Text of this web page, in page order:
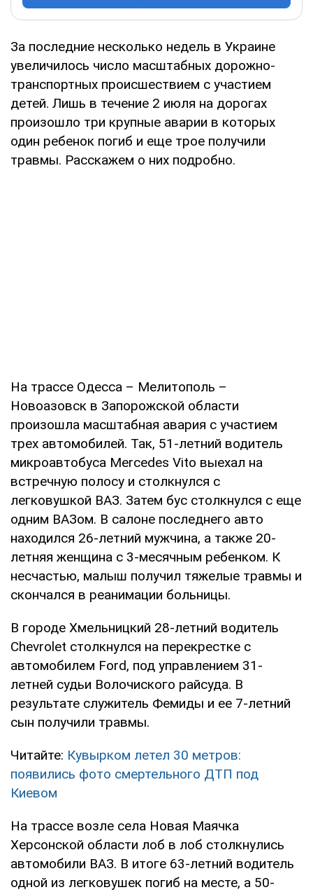
За последние несколько недель в Украине
увеличилось число масштабных дорожно-
транспортных происшествием с участием
детей. Лишь в течение 2 июля на дорогах
произошло три крупные аварии в которых
один ребенок погиб и еще трое получили
травмы. Расскажем о них подробно.
На трассе Одесса – Мелитополь –
Новоазовск в Запорожской области
произошла масштабная авария с участием
трех автомобилей. Так, 51-летний водитель
микроавтобуса Mercedes Vito выехал на
встречную полосу и столкнулся с
легковушкой ВАЗ. Затем бус столкнулся с еще
одним ВАЗом. В салоне последнего авто
находился 26-летний мужчина, а также 20-
летняя женщина с 3-месячным ребенком. К
несчастью, малыш получил тяжелые травмы и
скончался в реанимации больницы.
В городе Хмельницкий 28-летний водитель
Chevrolet столкнулся на перекрестке с
автомобилем Ford, под управлением 31-
летней судьи Волочиского райсуда. В
результате служитель Фемиды и ее 7-летний
сын получили травмы.
Читайте: Кувырком летел 30 метров:
появились фото смертельного ДТП под
Киевом
На трассе возле села Новая Маячка
Херсонской области лоб в лоб столкнулись
автомобили ВАЗ. В итоге 63-летний водитель
одной из легковушек погиб на месте, а 50-